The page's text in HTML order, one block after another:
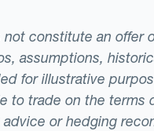
constitute an offer
assumptions,
for illustrative
to trade on the
or hedging